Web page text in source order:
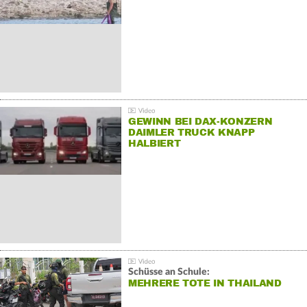
GEWINN BEI DAX-KONZERN
DAIMLER TRUCK KNAPP
HALBIERT
Schüsse an Schule:
MEHRERE TOTE IN THAILAND